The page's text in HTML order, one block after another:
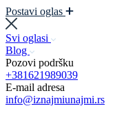
Postavi oglas
Svi oglasi
Blog
Pozovi podršku
+381621989039
E-mail adresa
info@iznajmiunajmi.rs